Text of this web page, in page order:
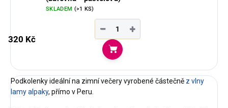
SKLADEM (>1 KS)
320 Kč
+
−
Do košíku
Podkolenky ideální na zimní večery vyrobené částečně z vlny
lamy alpaky, přímo v Peru.